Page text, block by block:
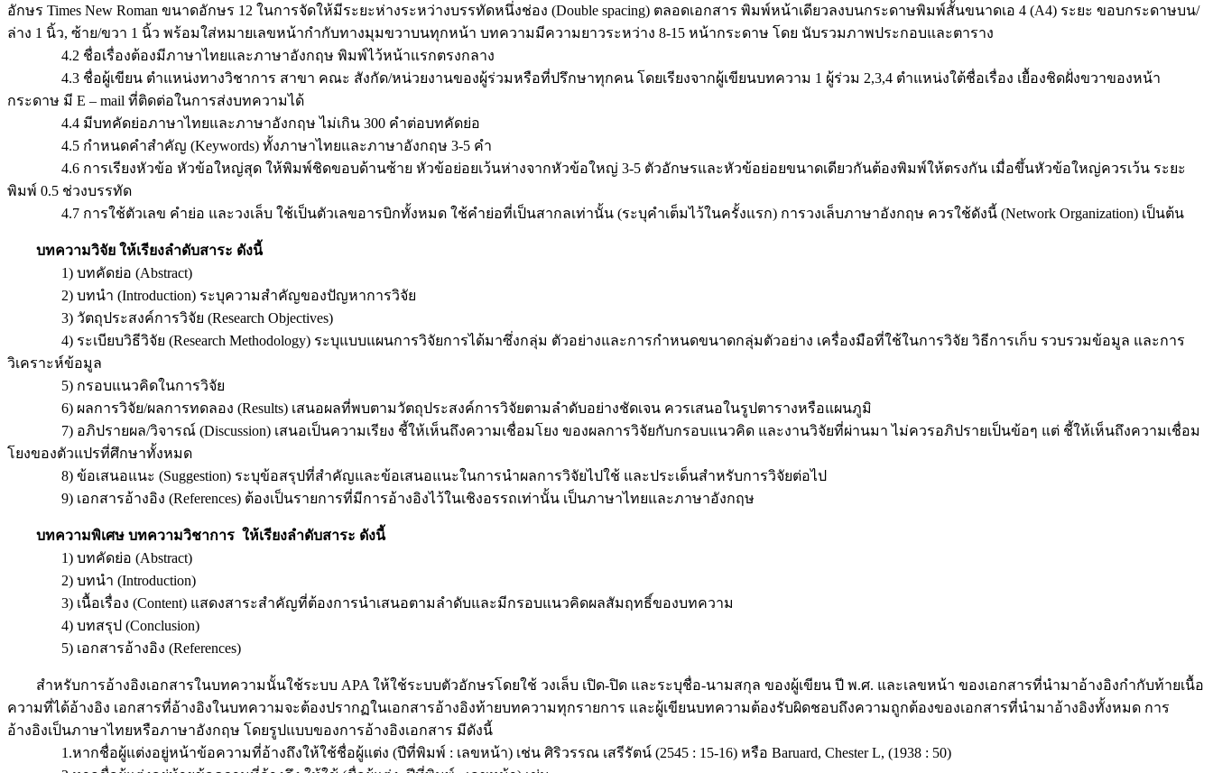
อักษร Times New Roman ขนาดอักษร 12 ในการจัดให้มีระยะห่างระหว่างบรรทัดหนึ่งช่อง (Double spacing) ตลอดเอกสาร พิมพ์หน้าเดียวลงบนกระดาษพิมพ์สั้นขนาดเอ 4 (A4) ระยะ ขอบกระดาษบน/
ล่าง 1 นิ้ว, ซ้าย/ขวา 1 นิ้ว พร้อมใส่หมายเลขหน้ากํากับทางมุมขวาบนทุกหน้า บทความมีความยาวระหว่าง 8-15 หน้ากระดาษ โดย นับรวมภาพประกอบและตาราง
4.2 ชื่อเรื่องต้องมีภาษาไทยและภาษาอังกฤษ พิมพ์ไว้หน้าแรกตรงกลาง
4.3 ชื่อผู้เขียน ตําแหน่งทางวิชาการ สาขา คณะ สังกัด/หน่วยงานของผู้ร่วมหรือที่ปรึกษาทุกคน โดยเรียงจากผู้เขียนบทความ 1 ผู้ร่วม 2,3,4 ตําแหน่งใต้ชื่อเรื่อง เยื้องชิดฝั่งขวาของหน้า
กระดาษ มี E – mail ที่ติดต่อในการส่งบทความได้
4.4 มีบทคัดย่อภาษาไทยและภาษาอังกฤษ ไม่เกิน 300 คําต่อบทคัดย่อ
4.5 กําหนดคําสําคัญ (Keywords) ทั้งภาษาไทยและภาษาอังกฤษ 3-5 คำ
4.6 การเรียงหัวข้อ หัวข้อใหญ่สุด ให้พิมพ์ชิดขอบด้านซ้าย หัวข้อย่อยเว้นห่างจากหัวข้อใหญ่ 3-5 ตัวอักษรและหัวข้อย่อยขนาดเดียวกันต้องพิมพ์ให้ตรงกัน เมื่อขึ้นหัวข้อใหญ่ควรเว้น ระยะ
พิมพ์ 0.5 ช่วงบรรทัด
4.7 การใช้ตัวเลข คําย่อ และวงเล็บ ใช้เป็นตัวเลขอารบิกทั้งหมด ใช้คําย่อที่เป็นสากลเท่านั้น (ระบุคําเต็มไว้ในครั้งแรก) การวงเล็บภาษาอังกฤษ ควรใช้ดังนี้ (Network Organization) เป็นต้น
บทความวิจัย ให้เรียงลําดับสาระ ดังนี้
1) บทคัดย่อ (Abstract)
2) บทนํา (Introduction) ระบุความสําคัญของปัญหาการวิจัย
3) วัตถุประสงค์การวิจัย (Research Objectives)
4) ระเบียบวิธีวิจัย (Research Methodology) ระบุแบบแผนการวิจัยการได้มาซึ่งกลุ่ม ตัวอย่างและการกําหนดขนาดกลุ่มตัวอย่าง เครื่องมือที่ใช้ในการวิจัย วิธีการเก็บ รวบรวมข้อมูล และการ
วิเคราะห์ข้อมูล
5) กรอบแนวคิดในการวิจัย
6) ผลการวิจัย/ผลการทดลอง (Results) เสนอผลที่พบตามวัตถุประสงค์การวิจัยตามลําดับอย่างชัดเจน ควรเสนอในรูปตารางหรือแผนภูมิ
7) อภิปรายผล/วิจารณ์ (Discussion) เสนอเป็นความเรียง ชี้ให้เห็นถึงความเชื่อมโยง ของผลการวิจัยกับกรอบแนวคิด และงานวิจัยที่ผ่านมา ไม่ควรอภิปรายเป็นข้อๆ แต่ ชี้ให้เห็นถึงความเชื่อม
โยงของตัวแปรที่ศึกษาทั้งหมด
8) ข้อเสนอแนะ (Suggestion) ระบุข้อสรุปที่สําคัญและข้อเสนอแนะในการนําผลการวิจัยไปใช้ และประเด็นสําหรับการวิจัยต่อไป
9) เอกสารอ้างอิง (References) ต้องเป็นรายการที่มีการอ้างอิงไว้ในเชิงอรรถเท่านั้น เป็นภาษาไทยและภาษาอังกฤษ
บทความพิเศษ บทความวิชาการ ให้เรียงลําดับสาระ ดังนี้
1) บทคัดย่อ (Abstract)
2) บทนํา (Introduction)
3) เนื้อเรื่อง (Content) แสดงสาระสําคัญที่ต้องการนําเสนอตามลําดับและมีกรอบแนวคิดผลสัมฤทธิ์ของบทความ
4) บทสรุป (Conclusion)
5) เอกสารอ้างอิง (References)
สําหรับการอ้างอิงเอกสารในบทความนั้นใช้ระบบ APA ให้ใช้ระบบตัวอักษรโดยใช้ วงเล็บ เปิด-ปิด และระบุชื่อ-นามสกุล ของผู้เขียน ปี พ.ศ. และเลขหน้า ของเอกสารที่นํามาอ้างอิงกํากับท้ายเนื้อ
ความที่ได้อ้างอิง เอกสารที่อ้างอิงในบทความจะต้องปรากฏในเอกสารอ้างอิงท้ายบทความทุกรายการ และผู้เขียนบทความต้องรับผิดชอบถึงความถูกต้องของเอกสารที่นํามาอ้างอิงทั้งหมด การ
อ้างอิงเป็นภาษาไทยหรือภาษาอังกฤษ โดยรูปแบบของการอ้างอิงเอกสาร มีดังนี้
1.หากชื่อผู้แต่งอยู่หน้าข้อความที่อ้างถึงให้ใช้ชื่อผู้แต่ง (ปีที่พิมพ์ : เลขหน้า) เช่น ศิริวรรณ เสรีรัตน์ (2545 : 15-16) หรือ Baruard, Chester L, (1938 : 50)